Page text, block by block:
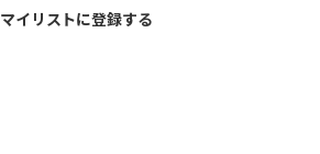
マイリストに登録する